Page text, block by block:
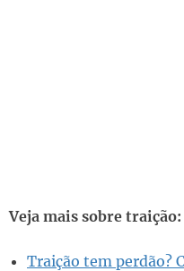
Veja mais sobre traição:
Traição tem perdão?